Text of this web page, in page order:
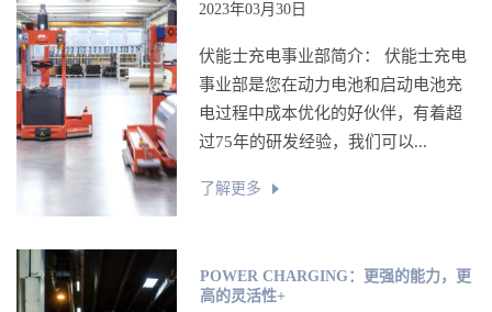
2023年03月30日
伏能士充电事业部简介： 伏能士充电
事业部是您在动力电池和启动电池充
电过程中成本优化的好伙伴，有着超
过75年的研发经验，我们可以...
了解更多
POWER CHARGING：更强的能力，更
高的灵活性+